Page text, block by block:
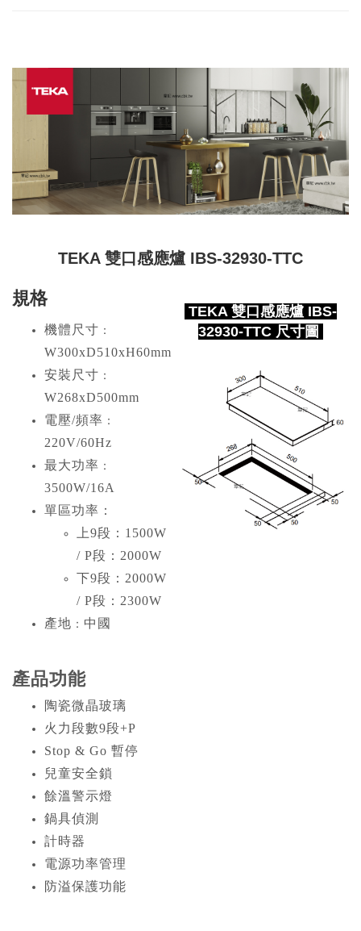
TEKA 雙口感應爐 IBS-32930-TTC
規格
機體尺寸 ：
W300xD510xH60mm
安裝尺寸 ：
W268xD500mm
電壓/頻率 ：
220V/60Hz
最大功率 ：
3500W/16A
單區功率：
上9段：1500W
/ P段：2000W
下9段：2000W
/ P段：2300W
產地 ： 中國
產品功能
陶瓷微晶玻璃
火力段數9段+P
Stop & Go 暫停
兒童安全鎖
餘溫警示燈
鍋具偵測
計時器
電源功率管理
防溢保護功能
TEKA 雙口感應爐 IBS-
32930-TTC 尺寸圖